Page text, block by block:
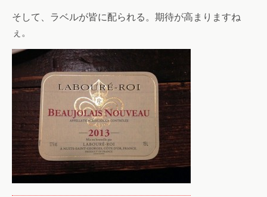
そして、ラベルが皆に配られる。期待が高まりますね
ぇ。